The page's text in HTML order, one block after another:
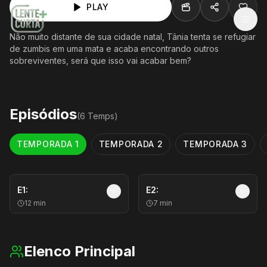
PLAY
Não muito distante de sua cidade natal, Tânia tenta se refugiar
de zumbis em uma mata e acaba encontrando outros
sobreviventes, será que isso vai acabar bem?
Episódios(6 Temps)
TEMPORADA 1 TEMPORADA 2 TEMPORADA3
E1:
12 min
E2:
7 min
Elenco Principal